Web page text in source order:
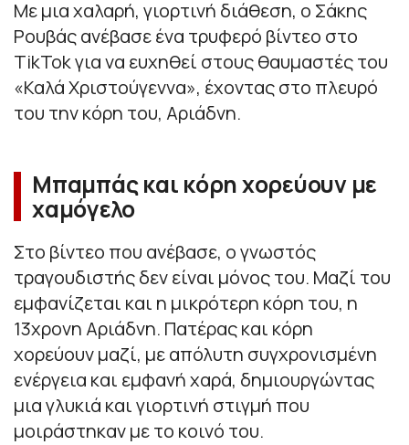
Με μια χαλαρή, γιορτινή διάθεση, ο Σάκης
Ρουβάς ανέβασε ένα τρυφερό βίντεο στο
TikTok για να ευχηθεί στους θαυμαστές του
«Καλά Χριστούγεννα», έχοντας στο πλευρό
του την κόρη του, Αριάδνη.
Μπαμπάς και κόρη χορεύουν με
χαμόγελο
Στο βίντεο που ανέβασε, ο γνωστός
τραγουδιστής δεν είναι μόνος του. Μαζί του
εμφανίζεται και η μικρότερη κόρη του, η
13χρονη Αριάδνη. Πατέρας και κόρη
χορεύουν μαζί, με απόλυτη συγχρονισμένη
ενέργεια και εμφανή χαρά, δημιουργώντας
μια γλυκιά και γιορτινή στιγμή που
μοιράστηκαν με το κοινό του.